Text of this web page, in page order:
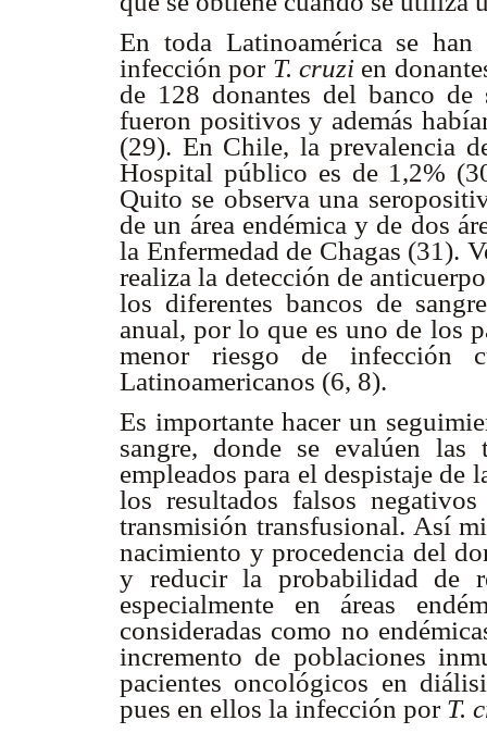
En toda Latinoamérica se
infección por T. cruzi en
de 128 donantes del banco de
fueron positivos y además
(29). En Chile, la prevalencia
Hospital público es de 1,2%
Quito se observa una
de un área endémica y de dos
la Enfermedad de Chagas (31).
realiza la detección de
los diferentes bancos de
anual, por lo que es uno de los
menor riesgo de infección
Latinoamericanos (6, 8).
Es importante hacer un
sangre, donde se evalúen
empleados para el despistaje
los resultados falsos
transmisión transfusional. Así
nacimiento y procedencia del
y reducir la probabilidad de
especialmente en áreas
consideradas como no
incremento de poblaciones
pacientes oncológicos en
pues en ellos la infección por T.